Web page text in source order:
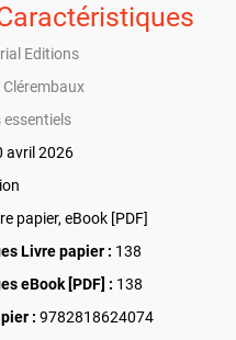
Editions
Clérembaux
essentiels
avril 2026
papier, eBook [PDF]
Livre papier : 138
eBook [PDF] : 138
: 9782818624074